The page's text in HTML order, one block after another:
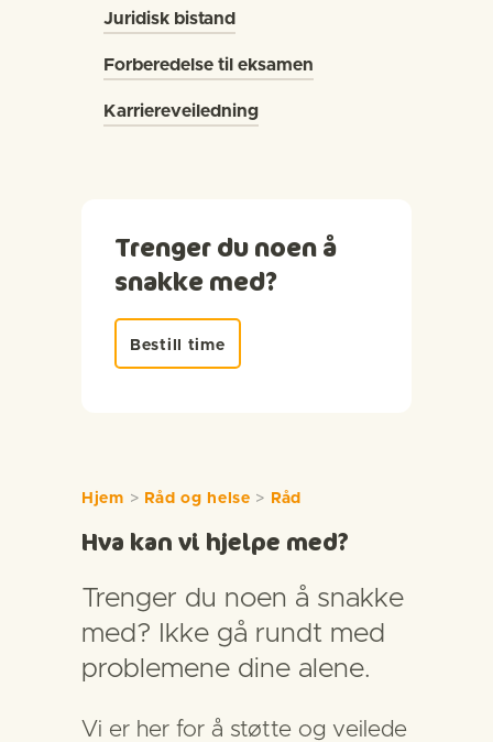
Juridisk bistand
Forberedelse til eksamen
Karriereveiledning
Trenger du noen å
snakke med?
Bestill time
Hjem > Råd og helse > Råd
Hva kan vi hjelpe med?
Trenger du noen å snakke
med? Ikke gå rundt med
problemene dine alene.
Vi er her for å støtte og veilede